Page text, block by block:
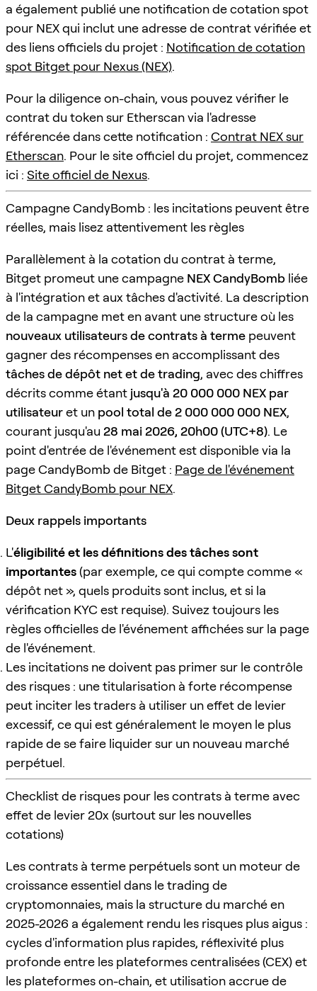
a également publié une notification de cotation spot
pour NEX qui inclut une adresse de contrat vérifiée et
des liens officiels du projet : Notification de cotation
spot Bitget pour Nexus (NEX).
Pour la diligence on-chain, vous pouvez vérifier le
contrat du token sur Etherscan via l'adresse
référencée dans cette notification : Contrat NEX sur
Etherscan. Pour le site officiel du projet, commencez
ici : Site officiel de Nexus.
Campagne CandyBomb : les incitations peuvent être
réelles, mais lisez attentivement les règles
Parallèlement à la cotation du contrat à terme,
Bitget promeut une campagne NEX CandyBomb liée
à l'intégration et aux tâches d'activité. La description
de la campagne met en avant une structure où les
nouveaux utilisateurs de contrats à terme peuvent
gagner des récompenses en accomplissant des
tâches de dépôt net et de trading, avec des chiffres
décrits comme étant jusqu'à 20 000 000 NEX par
utilisateuret un pool total de 2 000 000 000 NEX,
courant jusqu'au 28 mai 2026, 20h00 (UTC+8). Le
point d'entrée de l'événement est disponible via la
page CandyBomb de Bitget : Page de l'événement
Bitget CandyBomb pour NEX.
Deux rappels importants
L'éligibilité et les définitions des tâches sont
importantes(par exemple, ce qui compte comme «
dépôt net », quels produits sont inclus, et si la
vérification KYC est requise). Suivez toujours les
règles officielles de l'événement affichées sur la page
de l'événement.
Les incitations ne doivent pas primer sur le contrôle
des risques : une titularisation à forte récompense
peut inciter les traders à utiliser un effet de levier
excessif, ce qui est généralement le moyen le plus
rapide de se faire liquider sur un nouveau marché
perpétuel.
Checklist de risques pour les contrats à terme avec
effet de levier 20x (surtout sur les nouvelles
cotations)
Les contrats à terme perpétuels sont un moteur de
croissance essentiel dans le trading de
cryptomonnaies, mais la structure du marché en
2025-2026 a également rendu les risques plus aigus :
cycles d'information plus rapides, réflexivité plus
profonde entre les plateformes centralisées (CEX) et
les plateformes on-chain, et utilisation accrue de